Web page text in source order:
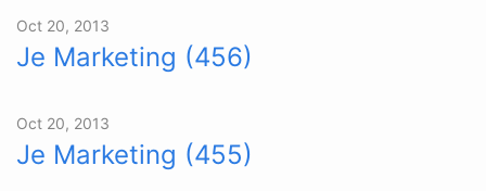
Oct 20, 2013
Je Marketing (456)
Oct 20, 2013
Je Marketing (455)